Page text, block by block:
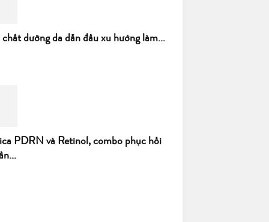
dưỡng da dẫn đầu xu hướng làm...
PDRN và Retinol, combo phục hồi